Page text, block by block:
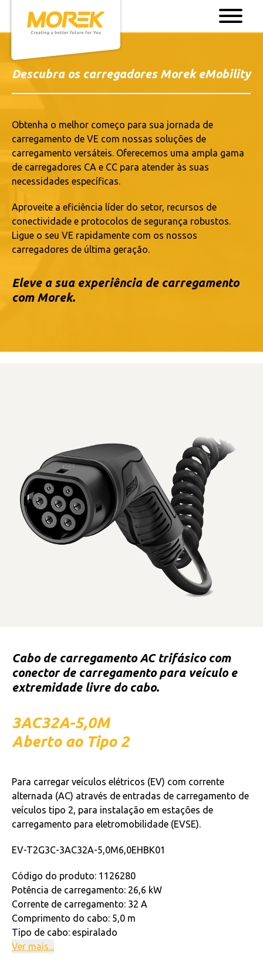
Descubra os carregadores Morek eMobility
Obtenha o melhor começo para sua jornada de
carregamento de VE com nossas soluções de
carregamento versáteis. Oferecemos uma ampla gama
de carregadores CA e CC para atender às suas
necessidades específicas.
Aproveite a eficiência líder do setor, recursos de
conectividade e protocolos de segurança robustos.
Ligue o seu VE rapidamente com os nossos
carregadores de última geração.
Eleve a sua experiência de carregamento
com Morek.
Cabo de carregamento AC trifásico com
conector de carregamento para veículo e
extremidade livre do cabo.
3AC32A-5,0M
Aberto ao Tipo 2
Para carregar veículos elétricos (EV) com corrente
alternada (AC) através de entradas de carregamento de
veículos tipo 2, para instalação em estações de
carregamento para eletromobilidade (EVSE).
EV-T2G3C-3AC32A-5,0M6,0EHBK01
Código do produto: 1126280
Potência de carregamento: 26,6 kW
Corrente de carregamento: 32 A
Comprimento do cabo: 5,0 m
Tipo de cabo: espiralado
Ver mais...